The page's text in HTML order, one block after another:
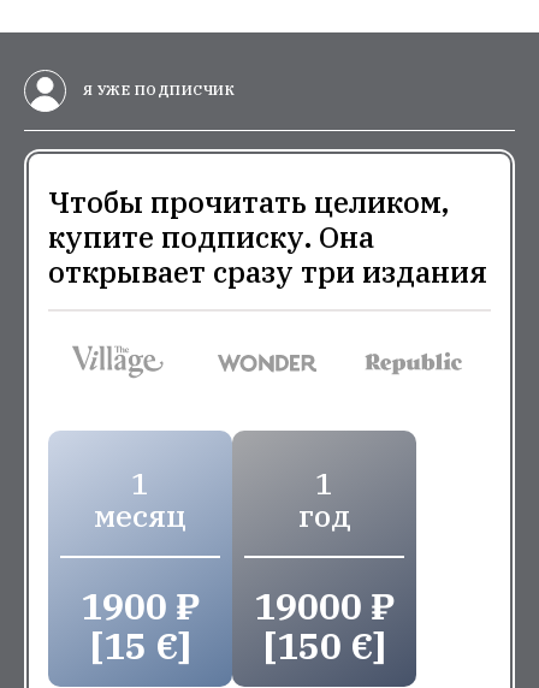
Я УЖЕ ПОДПИСЧИК
Чтобы прочитать целиком,
купите подписку. Она
открывает сразу три издания
1
месяц
1900 ₽
[15 €]
1
год
19000 ₽
[150 €]